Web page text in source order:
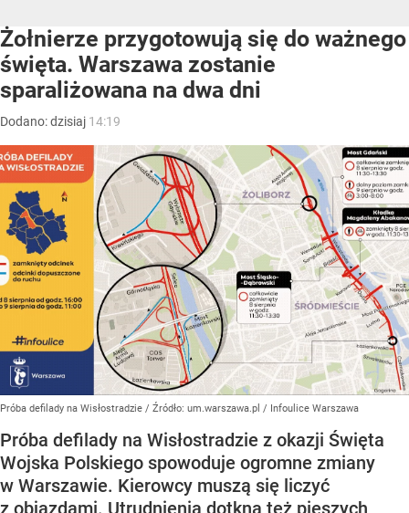
Żołnierze przygotowują się do ważnego
święta. Warszawa zostanie
sparaliżowana na dwa dni
Dodano:dzisiaj 14:19
Próba defilady na Wisłostradzie / Źródło: um.warszawa.pl / Infoulice Warszawa
Próba defilady na Wisłostradzie z okazji Święta
Wojska Polskiego spowoduje ogromne zmiany
w Warszawie. Kierowcy muszą się liczyć